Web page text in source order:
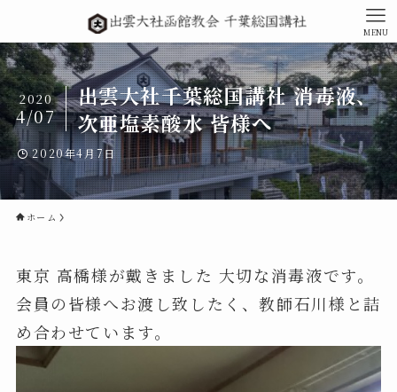
MENU
出雲大社千葉総国講社 消毒液、
次亜塩素酸水 皆様へ
2020
4/07
2020年4月7日
ホーム
東京 高橋様が戴きました 大切な消毒液です。
会員の皆様へお渡し致したく、教師石川様と詰
め合わせています。